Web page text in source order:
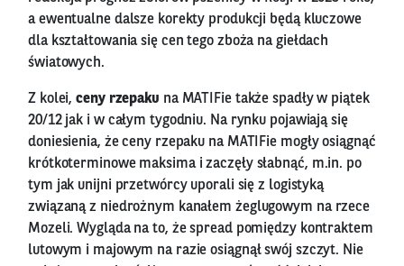
a ewentualne dalsze korekty produkcji będą kluczowe
dla kształtowania się cen tego zboża na giełdach
światowych.
Z kolei,ceny rzepaku na MATIFie także spadły w piątek
20/12 jak i w całym tygodniu. Na rynku pojawiają się
doniesienia, że ceny rzepaku na MATIFie mogły osiągnąć
krótkoterminowe maksima i zaczęły słabnąć, m.in. po
tym jak unijni przetwórcy uporali się z logistyką
związaną z niedrożnym kanałem żeglugowym na rzece
Mozeli. Wygląda na to, że spread pomiędzy kontraktem
lutowym i majowym na razie osiągnął swój szczyt. Nie